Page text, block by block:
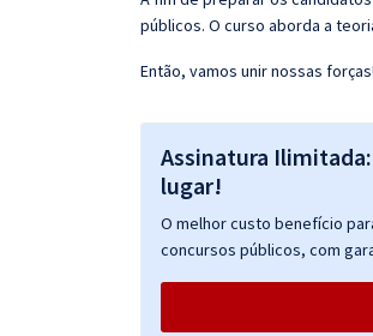
Conteúdo gratuito
públicos. O curso aborda a
Então, vamos unir nossas
Assinatura
lugar!
O melhor custo benefício
concursos públicos, com